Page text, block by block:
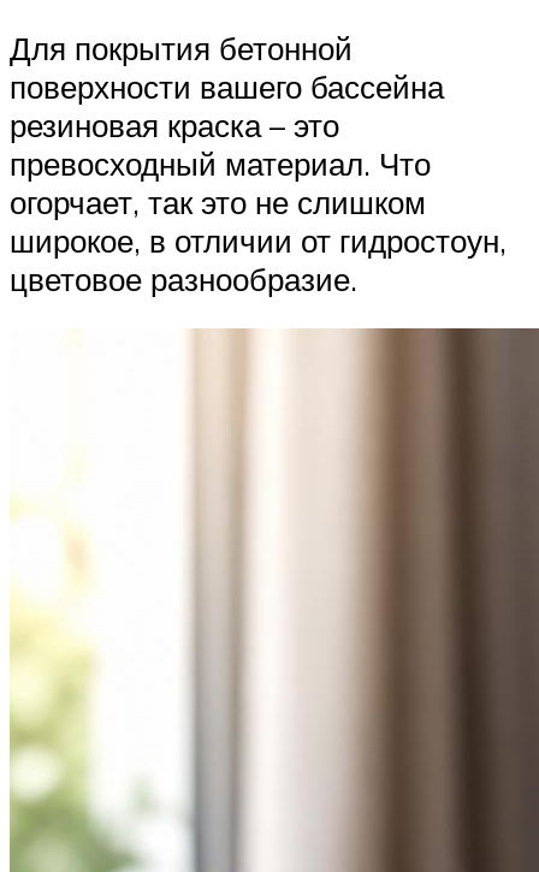
Для покрытия бетонной
поверхности вашего бассейна
резиновая краска – это
превосходный материал. Что
огорчает, так это не слишком
широкое, в отличии от гидростоун,
цветовое разнообразие.